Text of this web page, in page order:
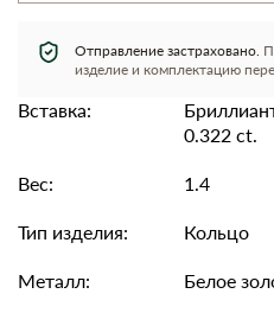
Отправление застраховано.
изделие и комплектацию
Вставка:
0.322 ct.
Вес:
1.4
Тип изделия:
Кольцо
Металл:
Белое